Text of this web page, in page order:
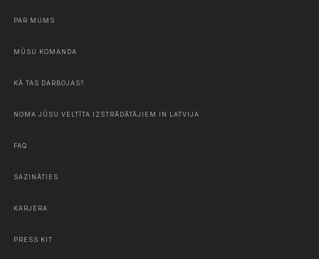
PAR MUMS
MŪSU KOMANDA
KĀ TAS DARBOJAS?
NOMA JŪSU VELTĪTA IZSTRĀDĀTĀJIEM IN LATVIJA
FAQ
SAZINĀTIES
KARJERA
PRESS KIT